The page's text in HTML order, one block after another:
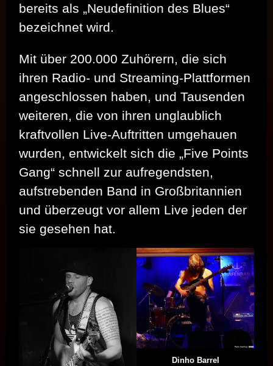
bereits als „Neudefinition des Blues“
bezeichnet wird.
Mit über 200.000 Zuhörern, die sich
ihren Radio- und Streaming-Plattformen
angeschlossen haben, und Tausenden
weiteren, die von ihren unglaublich
kraftvollen Live-Auftritten umgehauen
wurden, entwickelt sich die „Five Points
Gang“ schnell zur aufregendsten,
aufstrebenden Band in Großbritannien
und überzeugt vor allem Live jeden der
sie gesehen hat.
Dinho Barrel